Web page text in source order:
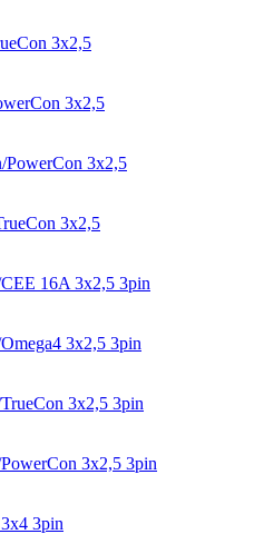
3х2,5
3х2,5
PowerCon 3х2,5
3х2,5
16A 3х2,5 3pin
3х2,5 3pin
3х2,5 3pin
3х2,5 3pin
3pin